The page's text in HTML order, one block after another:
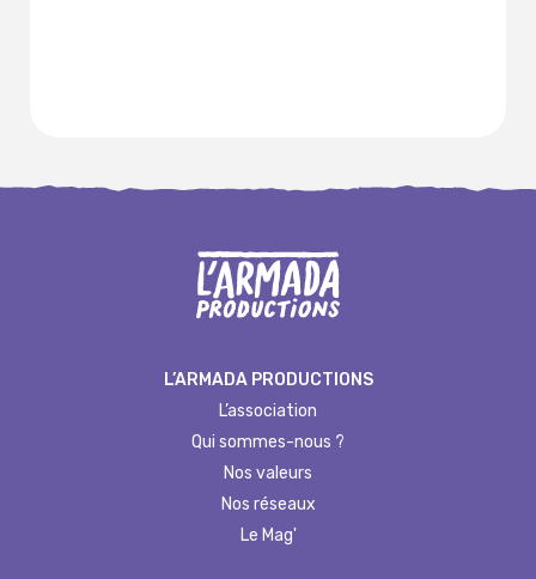
L’ARMADA PRODUCTIONS
L’association
Qui sommes-nous ?
Nos valeurs
Nos réseaux
Le Mag'